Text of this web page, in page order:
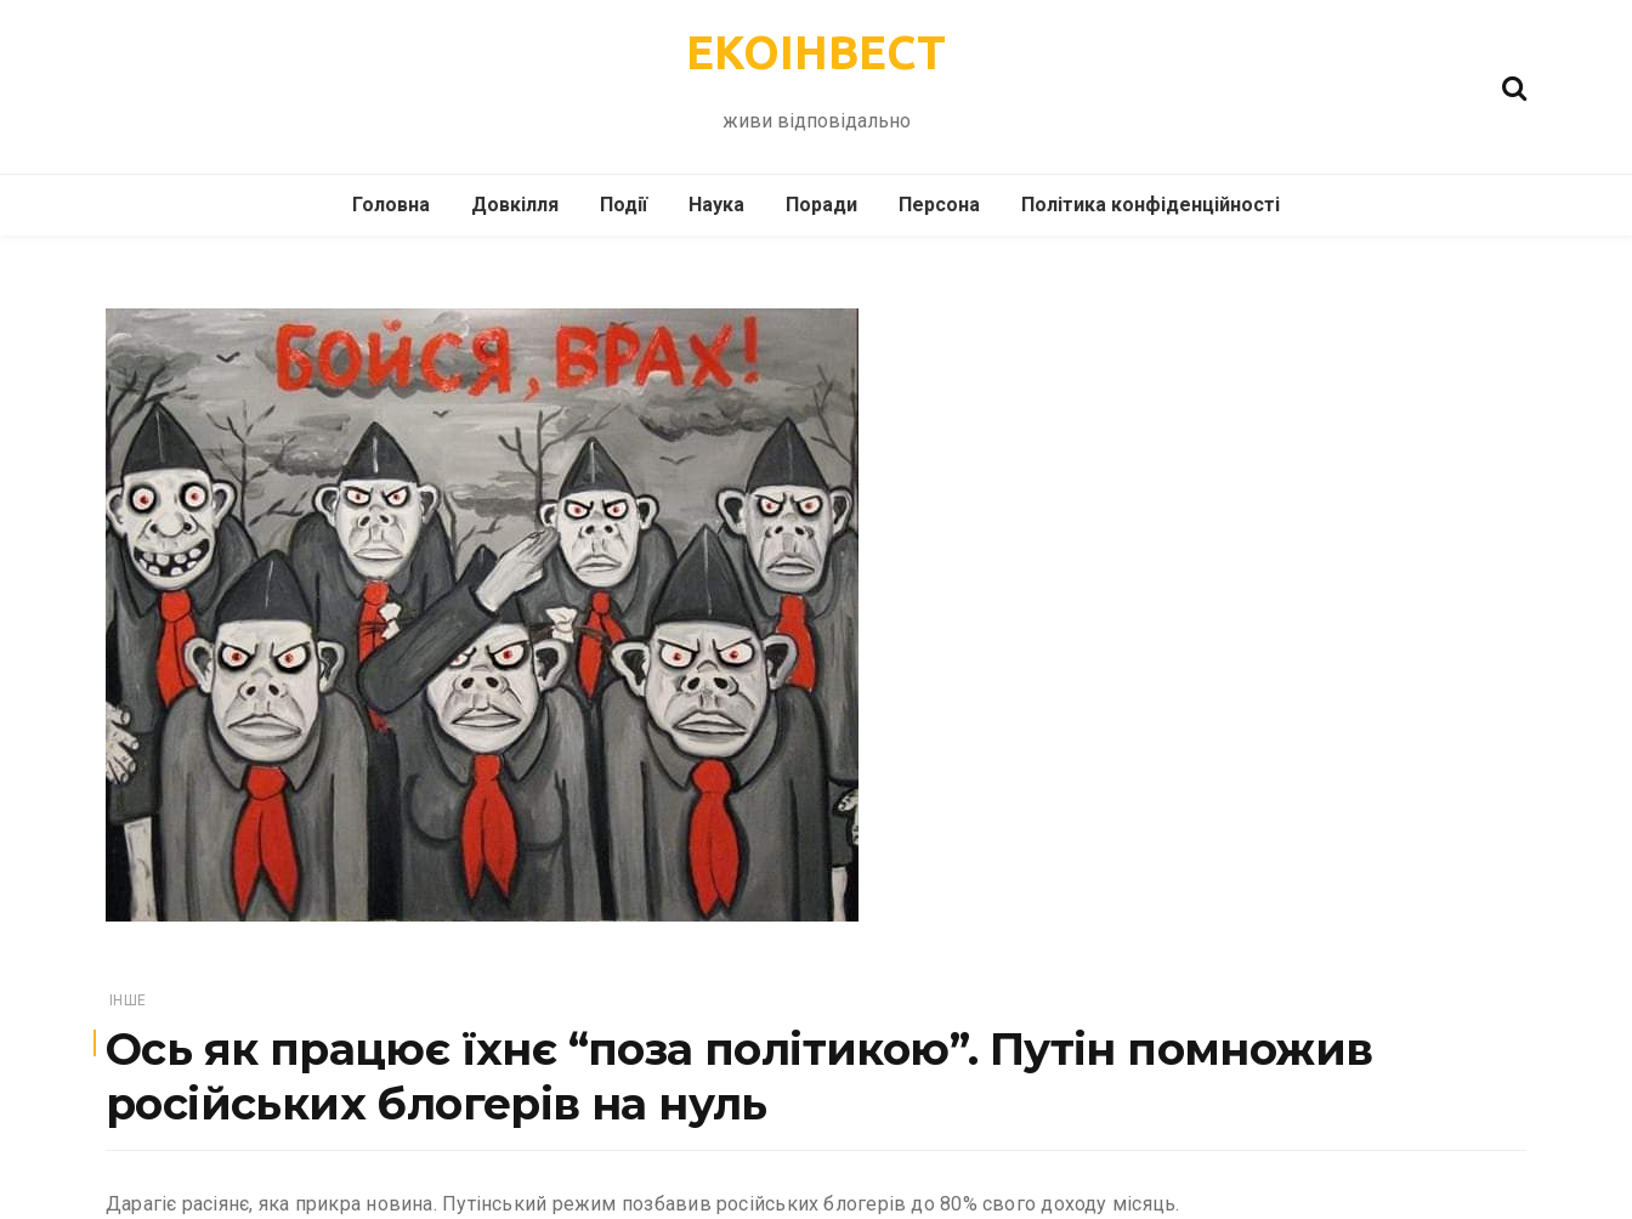
ЕКОІНВЕСТ
живи відповідально
Головна Довкілля
Подорожі
Події
Інше
Наука
Психологія
Технології
Поради
Здоров’я
Сад-Город
Персона Політика конфіденційності
ІНШЕ
Ось як працює їхнє “поза політикою”. Путін помножив
російських блогерів на нуль
Дарагіє расіянє, яка прикра новина. Путінський режим позбавив російських блогерів до 80% свого доходу місяць.